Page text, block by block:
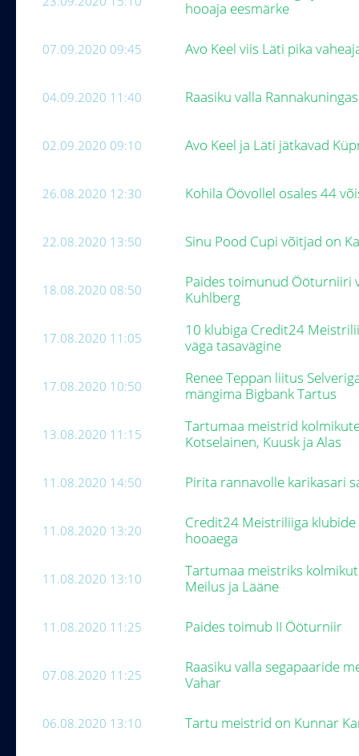
hooaja eesmärke
07.09.2020 09:45 Avo Keel viis Läti pika
04.09.2020 11:40 Raasiku valla
02.09.2020 09:10 Avo Keel ja Läti jätkavad
26.08.2020 12:30 Kohila Öövollel osales 44
22.08.2020 13:50 Sinu Pood Cupi võitjad on
18.08.2020 08:50
Paides toimunud Ööturniiri
Kuhlberg
17.08.2020 11:05
10 klubiga Credit24
väga tasavägine
17.08.2020 10:50
Renee Teppan liitus
mängima Bigbank Tartus
13.08.2020 11:15
Tartumaa meistrid
Kotselainen, Kuusk ja Alas
11.08.2020 14:50 Pirita rannavolle karikasari
11.08.2020 13:20
Credit24 Meistriliiga
hooaega
11.08.2020 13:10
Tartumaa meistriks
Meilus ja Lääne
11.08.2020 11:25 Paides toimub II Ööturniir
07.08.2020 11:25
Raasiku valla segapaaride
Vahar
06.08.2020 13:10 Tartu meistrid on Kunnar